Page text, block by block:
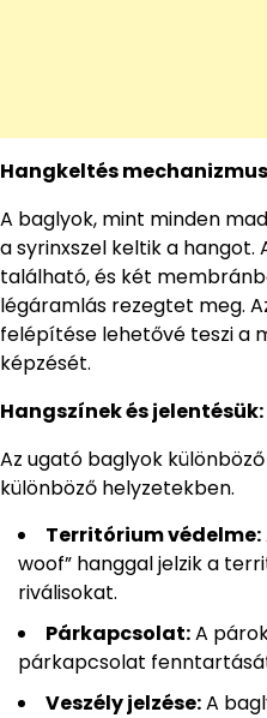
Hangkeltés
A baglyok, mint minden
a syrinxszel keltik a hangot.
található, és két
légáramlás rezegtet meg.
felépítése lehetővé teszi a
képzését.
Hangszínek és jelentésük:
Az ugató baglyok
különböző helyzetekben.
Territórium védelme:
woof” hanggal jelzik a
riválisokat.
Párkapcsolat:A
párkapcsolat
Veszély jelzése:A